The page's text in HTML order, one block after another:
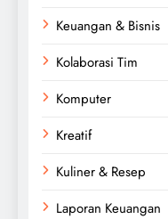
Keuangan & Bisnis
Kolaborasi Tim
Komputer
Kreatif
Kuliner & Resep
Laporan Keuangan